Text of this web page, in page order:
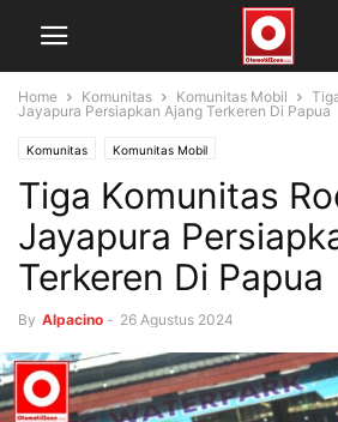
Home Komunitas Komunitas Mobil
Jayapura Persiapkan Ajang Terkeren Di Papua
Komunitas Komunitas Mobil
Tiga Komunitas
Jayapura
Terkeren Di Papua
By Alpacino - 26 Agustus 2024